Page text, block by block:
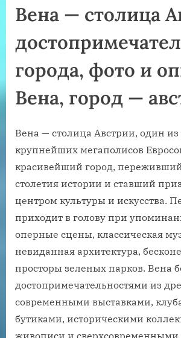
Вена — столица
города, фото и
Вена, город —
Вена — столица Австрии, один из
крупнейших мегаполисов
красивейший город,
столетия истории и ставший
центром культуры и искусства.
приходит в голову при
оперные сцены, классическая
невиданная архитектура,
просторы зеленых парков. Вена
достопримечательностями из
современными выставками,
бутиками, историческими
живописи и сверхсовременными